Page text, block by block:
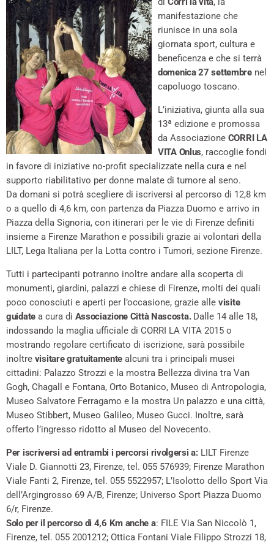
manifestazione che
riunisce in una sola
giornata sport, cultura e
beneficenza e che si terrà
domenica 27 settembrenel
capoluogo toscano.
L’iniziativa, giunta alla sua
13ª edizione e promossa
da Associazione CORRI LA
VITA Onlus, raccoglie fondi
in favore di iniziative no-profit specializzate nella cura e nel
supporto riabilitativo per donne malate di tumore al seno.
Da domani si potrà scegliere di iscriversi al percorso di 12,8 km
o a quello di 4,6 km, con partenza da Piazza Duomo e arrivo in
Piazza della Signoria, con itinerari per le vie di Firenze definiti
insieme a Firenze Marathon e possibili grazie ai volontari della
LILT, Lega Italiana per la Lotta contro i Tumori, sezione Firenze.
Tutti i partecipanti potranno inoltre andare alla scoperta di
monumenti, giardini, palazzi e chiese di Firenze, molti dei quali
poco conosciuti e aperti per l’occasione, grazie alle visite
guidatea cura di Associazione Città Nascosta.Dalle 14 alle 18,
indossando la maglia ufficiale di CORRI LA VITA 2015 o
mostrando regolare certificato di iscrizione, sarà possibile
inoltre visitare gratuitamente alcuni tra i principali musei
cittadini: Palazzo Strozzi e la mostra Bellezza divina tra Van
Gogh, Chagall e Fontana, Orto Botanico, Museo di Antropologia,
Museo Salvatore Ferragamo e la mostra Un palazzo e una città,
Museo Stibbert, Museo Galileo, Museo Gucci. Inoltre, sarà
offerto l’ingresso ridotto al Museo del Novecento.
Per iscriversi ad entrambi i percorsi rivolgersi a:LILT Firenze
Viale D. Giannotti 23, Firenze, tel. 055 576939; Firenze Marathon
Viale Fanti 2, Firenze, tel. 055 5522957; L’Isolotto dello Sport Via
dell’Argingrosso 69 A/B, Firenze; Universo Sport Piazza Duomo
6/r, Firenze.
Solo per il percorso di 4,6 Km anche a: FILE Via San Niccolò 1,
Firenze, tel. 055 2001212; Ottica Fontani Viale Filippo Strozzi 18,